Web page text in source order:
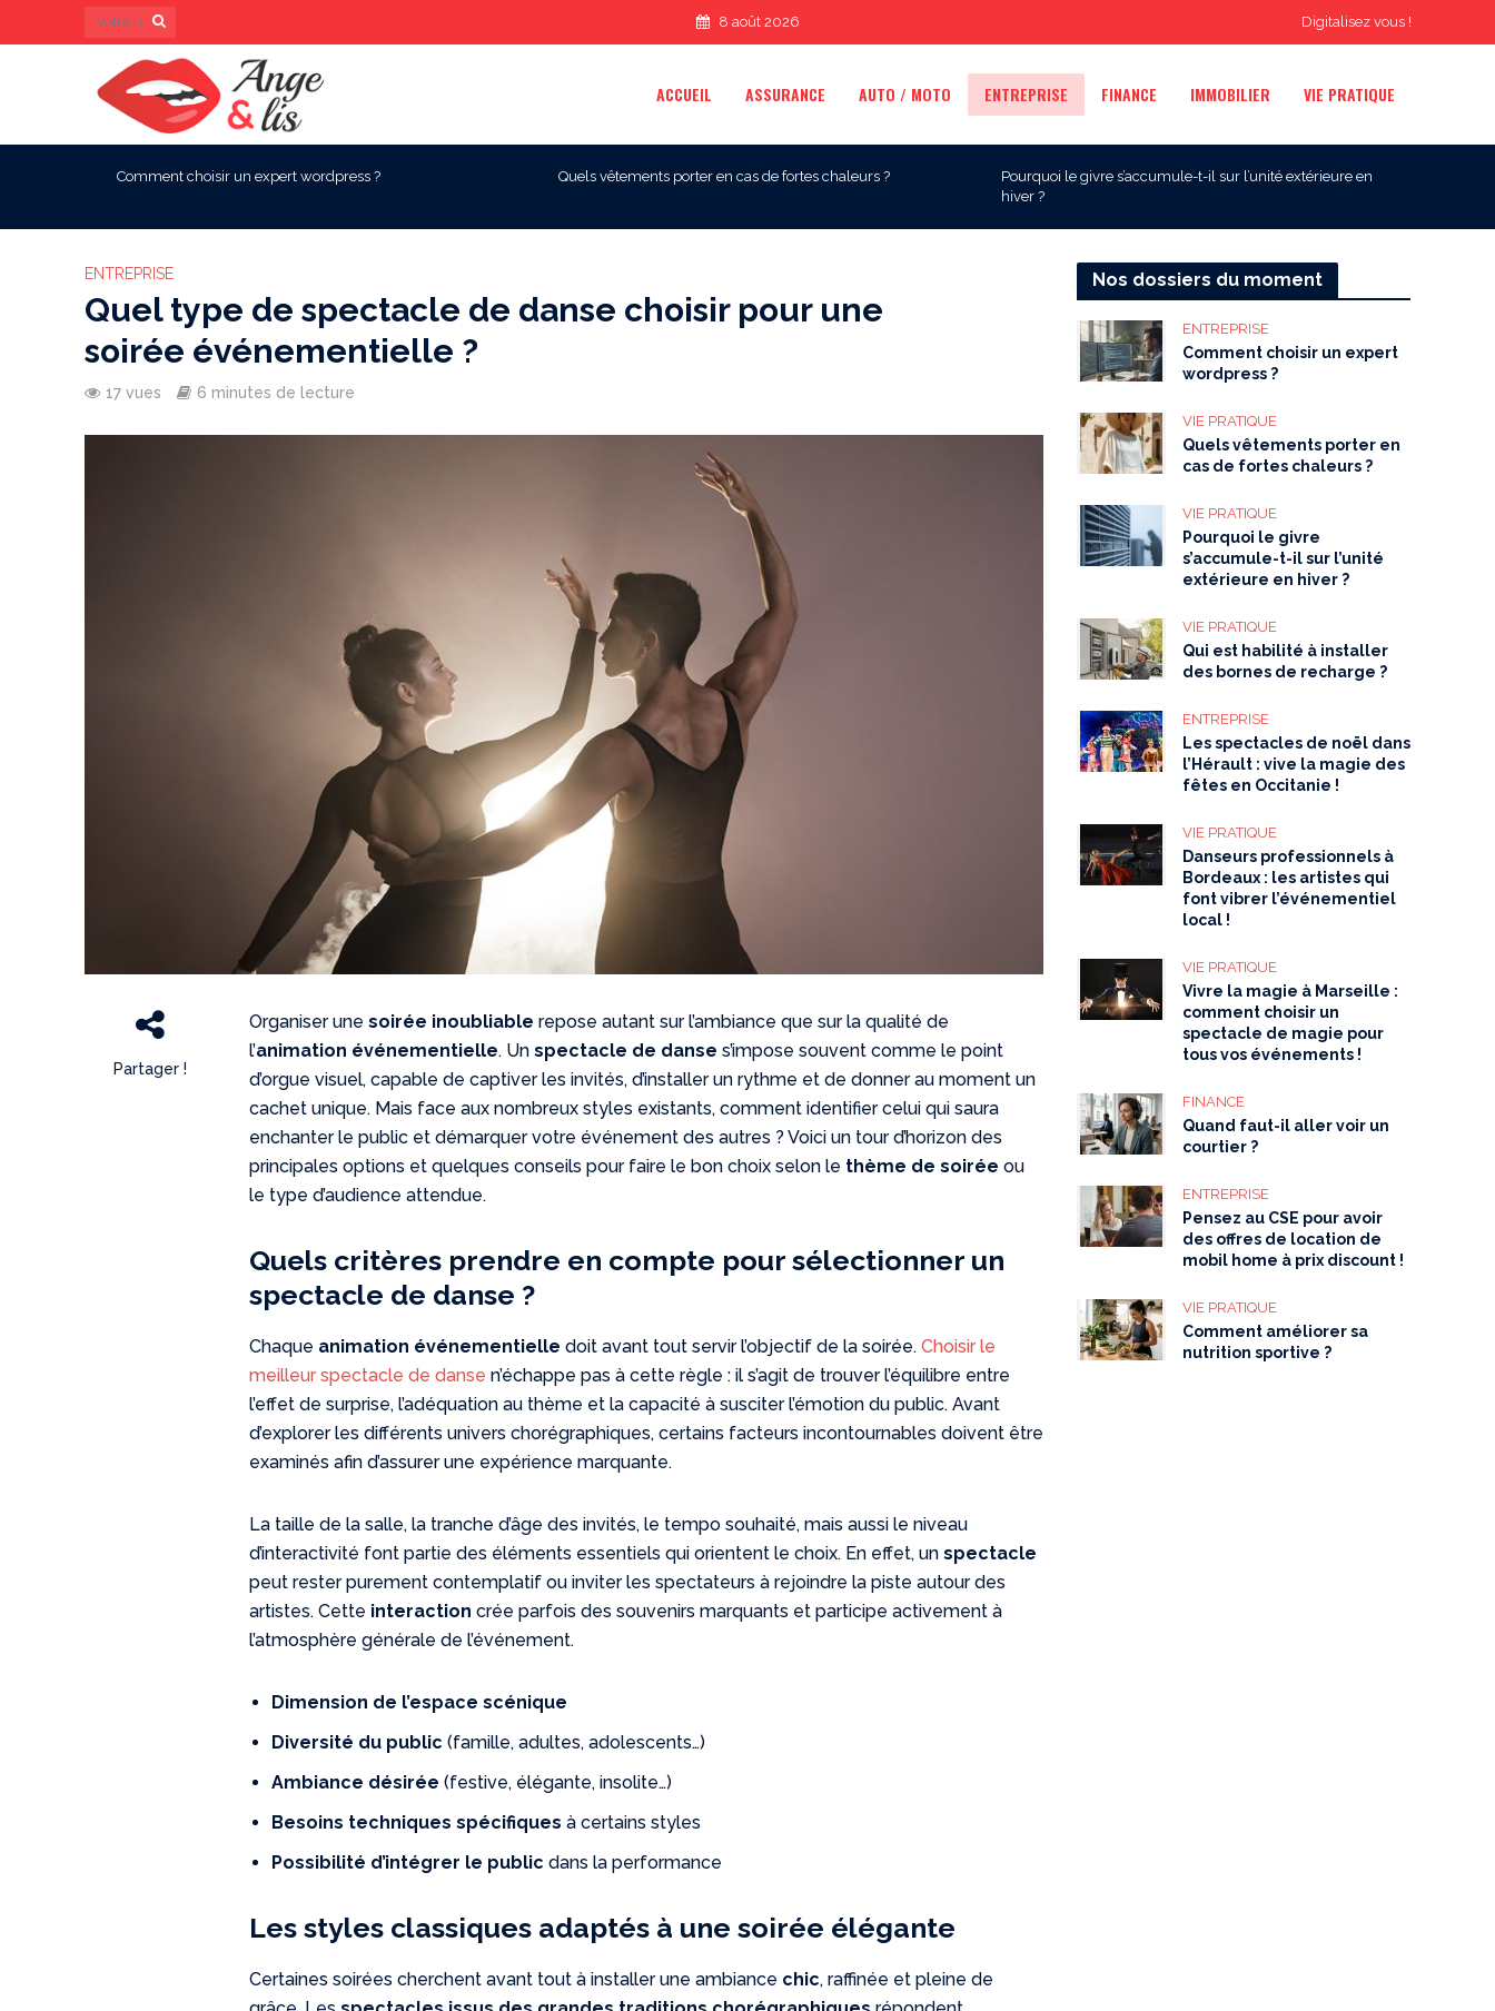
Digitalisez vous !
8 août 2026
ACCUEIL ASSURANCE AUTO / MOTO ENTREPRISE FINANCE IMMOBILIER VIE PRATIQUE
Comment choisir un expert wordpress ? Quels vêtements porter en cas de fortes chaleurs ?
Pourquoi le givre s’accumule-t-il sur l’unité extérieure en
hiver ?
ENTREPRISE
Quel type de spectacle de danse choisir pour une
soirée événementielle ?
17 vues 6 minutes de lecture
Partager !
Organiser unesoirée inoubliable repose autant sur l’ambiance que sur la qualité de
l’animation événementielle. Unspectacle de danse s’impose souvent comme le point
d’orgue visuel, capable de captiver les invités, d’installer un rythme et de donner au moment un
cachet unique. Mais face aux nombreux styles existants, comment identifier celui qui saura
enchanter le public et démarquer votre événement des autres ? Voici un tour d’horizon des
principales options et quelques conseils pour faire le bon choix selon le thème de soirée ou
le type d’audience attendue.
Quels critères prendre en compte pour sélectionner un
spectacle de danse ?
Chaque animation événementielle doit avant tout servir l’objectif de la soirée.Choisir le
meilleur spectacle de danse n’échappe pas à cette règle : il s’agit de trouver l’équilibre entre
l’effet de surprise, l’adéquation au thème et la capacité à susciter l’émotion du public. Avant
d’explorer les différents univers chorégraphiques, certains facteurs incontournables doivent être
examinés afin d’assurer une expérience marquante.
La taille de la salle, la tranche d’âge des invités, le tempo souhaité, mais aussi le niveau
d’interactivité font partie des éléments essentiels qui orientent le choix. En effet, unspectacle
peut rester purement contemplatif ou inviter les spectateurs à rejoindre la piste autour des
artistes. Cette interaction crée parfois des souvenirs marquants et participe activement à
l’atmosphère générale de l’événement.
Dimension de l’espace scénique
Diversité du public (famille, adultes, adolescents…)
Ambiance désirée (festive, élégante, insolite…)
Besoins techniques spécifiques à certains styles
Possibilité d’intégrer le public dans la performance
Les styles classiques adaptés à une soirée élégante
Certaines soirées cherchent avant tout à installer une ambiance chic, raffinée et pleine de
Nos dossiers du moment
ENTREPRISE
Comment choisir un expert
wordpress ?
VIE PRATIQUE
Quels vêtements porter en
cas de fortes chaleurs ?
VIE PRATIQUE
Pourquoi le givre
s’accumule-t-il sur l’unité
extérieure en hiver ?
VIE PRATIQUE
Qui est habilité à installer
des bornes de recharge ?
ENTREPRISE
Les spectacles de noël dans
l’Hérault : vive la magie des
fêtes en Occitanie !
VIE PRATIQUE
Danseurs professionnels à
Bordeaux : les artistes qui
font vibrer l’événementiel
local !
VIE PRATIQUE
Vivre la magie à Marseille :
comment choisir un
spectacle de magie pour
tous vos événements !
FINANCE
Quand faut-il aller voir un
courtier ?
ENTREPRISE
Pensez au CSE pour avoir
des offres de location de
mobil home à prix discount !
VIE PRATIQUE
Comment améliorer sa
nutrition sportive ?